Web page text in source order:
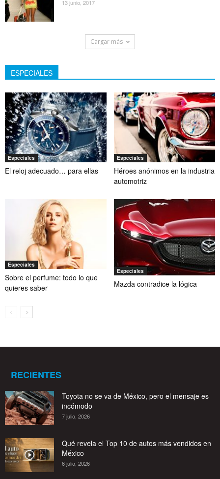
13 junio, 2017
Cargar más
ESPECIALES
Especiales
El reloj adecuado… para ellas
Especiales
Héroes anónimos en la industria
automotriz
Especiales
Sobre el perfume: todo lo que
quieres saber
Especiales
Mazda contradice la lógica
RECIENTES
Toyota no se va de México, pero el mensaje es
incómodo
7 julio, 2026
Qué revela el Top 10 de autos más vendidos en
México
6 julio, 2026